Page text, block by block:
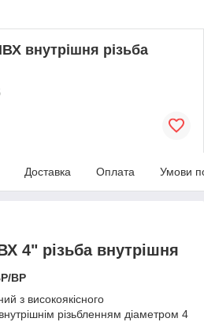
внутрішня різьба
Доставка Оплата Умови
4" різьба внутрішня
ВР
з високоякісного
різьбленням діаметром 4